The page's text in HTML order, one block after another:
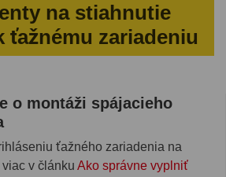
na stiahnutie
ťažnému zariadeniu
o montáži spájacieho
ťažného zariadenia na
v článku Ako správne vyplniť